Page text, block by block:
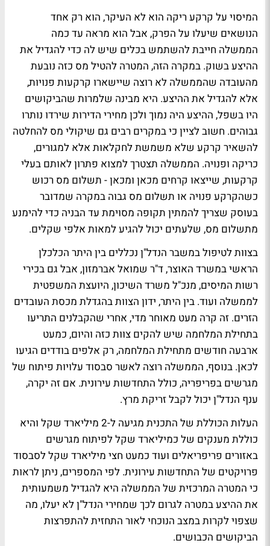
המיסוי על קרקע ריקה הוא לא העיקר, הוא רק אחד
הנושאים שיעלו על הפרק, אבל הוא מראה עד כמה
הממשלה חייבת להשתמש בכלים שיש לה כדי להגדיל את
ההיצע בשוק. במקרה הזה, המטרה להטיל מס כזה נובעת
מהעובדה שהממשלה לא רוצה שיישארו קרקעות פנויות,
אלא להגדיל את ההיצע. היא מבינה שלמרות שהביקושים
היו בשפל, ההיצע היה נמוך ולכן מחירי הדירות שירדו נותרו
גבוהים. חשוב לציין כי במקרים רבים גם שיקולי מס להחלטה
להשאיר קרקע שלא משמשת לחקלאות אלא למגורים,
כריקה ופנויה. הממשלה תצטרך למצוא פתרון לאותם בעלי
קרקעות, שייצאו קרחים מכאן ומכאן - תשלום מס רכוש
כשהקרקע פנויה או תשלום מס גבוה במקרה שמדובר
בעוסק שצריך להמתין תקופה מסוימת עד הבניה כדי להימנע
מתשלום מס, שלעתים יכול להגיע למאות אלפי שקלים.
בצוות לטיפול במשבר הנדל"ן נכללים בין היתר הכלכלן
הראשי במשרד האוצר, ד"ר שמואל אברמזון, אבל גם בכירי
רשות המיסים, מנכ"ל משרד השיכון, היועצת המשפטית
לממשלה ועוד. בין היתר, ידון הצוות בהגדלת מכסת העובדים
הזרים. זה קרה מעט מאוחר מדי, אחרי שהקבלנים התריעו
בתחילת המלחמה שיש להקים צוות כזה והיום, כמעט
ארבעה חודשים מתחילת המלחמה, רק אלפים בודדים הגיעו
לכאן. בנוסף, הממשלה רוצה לאשר סבסוד עלויות פיתוח של
מגרשים בפריפריה, כולל התחדשות עירונית. אם זה יקרה,
ענף הנדל"ן יכול לקבל זריקת מרץ.
העלות הכוללת של התכנית מגיעה ל-2 מיליארד שקל והיא
כוללת מענקים של כמיליארד שקל לפיתוח מגרשים
באזורים פריפריאלים ועוד כמעט חצי מיליארד שקל לסבסוד
פרויקטים של התחדשות עירונית. לפי המספרים, ניתן לראות
כי המטרה המרכזית של הממשלה היא להגדיל משמעותית
את ההיצע במטרה לגרום לכך שמחירי הנדל"ן לא יעלו, מה
שצפוי לקרות במצב הנוכחי לאור התחזית להתפרצות
הביקושים הכבושים.